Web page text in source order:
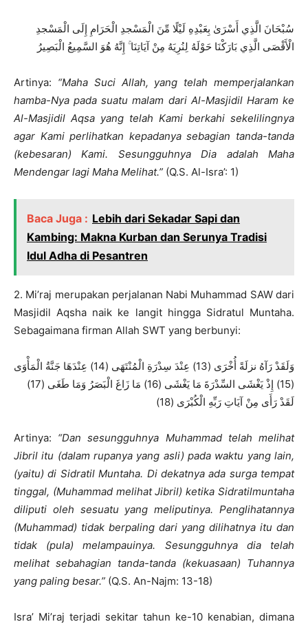
سُبْحَانَ الَّذِي أَسْرَىٰ بِعَبْدِهِ لَيْلًا مِّنَ الْمَسْجدِ الْحَرَامِ إِلَى الْمَسْجدِ
الْأَقْصَى الَّذِي بَارَكْنَا حَوْلَهُ لِنُرِيَهُ مِنْ آيَاتِنَا ۚ إِنَّهُ هُوَ السَّمِيعُ الْبَصِيرُ
Artinya: “Maha Suci Allah, yang telah memperjalankan
hamba-Nya pada suatu malam dari Al-Masjidil Haram ke
Al-Masjidil Aqsa yang telah Kami berkahi sekelilingnya
agar Kami perlihatkan kepadanya sebagian tanda-tanda
(kebesaran) Kami. Sesungguhnya Dia adalah Maha
Mendengar lagi Maha Melihat.” (Q.S. Al-Isra’: 1)
Baca Juga : Lebih dari Sekadar Sapi dan
Kambing: Makna Kurban dan Serunya Tradisi
Idul Adha di Pesantren
2. Mi’raj merupakan perjalanan Nabi Muhammad SAW dari
Masjidil Aqsha naik ke langit hingga Sidratul Muntaha.
Sebagaimana firman Allah SWT yang berbunyi:
وَلَقَدْ رَآهُ نزلَةً أُخْرَى (13) عِنْدَ سِدْرَةِ الْمُنْتَهَى (14) عِنْدَهَا جَنَّةُ الْمَأْوَى
(15) إِذْ يَغْشَى السِّدْرَةَ مَا يَغْشَى (16) مَا زَاغَ الْبَصَرُ وَمَا طَغَى (17)
لَقَدْ رَأَى مِنْ آيَاتِ رَبِّهِ الْكُبْرَى (18)
Artinya: “Dan sesungguhnya Muhammad telah melihat
Jibril itu (dalam rupanya yang asli) pada waktu yang lain,
(yaitu) di Sidratil Muntaha. Di dekatnya ada surga tempat
tinggal, (Muhammad melihat Jibril) ketika Sidratilmuntaha
diliputi oleh sesuatu yang meliputinya. Penglihatannya
(Muhammad) tidak berpaling dari yang dilihatnya itu dan
tidak (pula) melampauinya. Sesungguhnya dia telah
melihat sebahagian tanda-tanda (kekuasaan) Tuhannya
yang paling besar.” (Q.S. An-Najm: 13-18)
Isra’ Mi’raj terjadi sekitar tahun ke-10 kenabian, dimana